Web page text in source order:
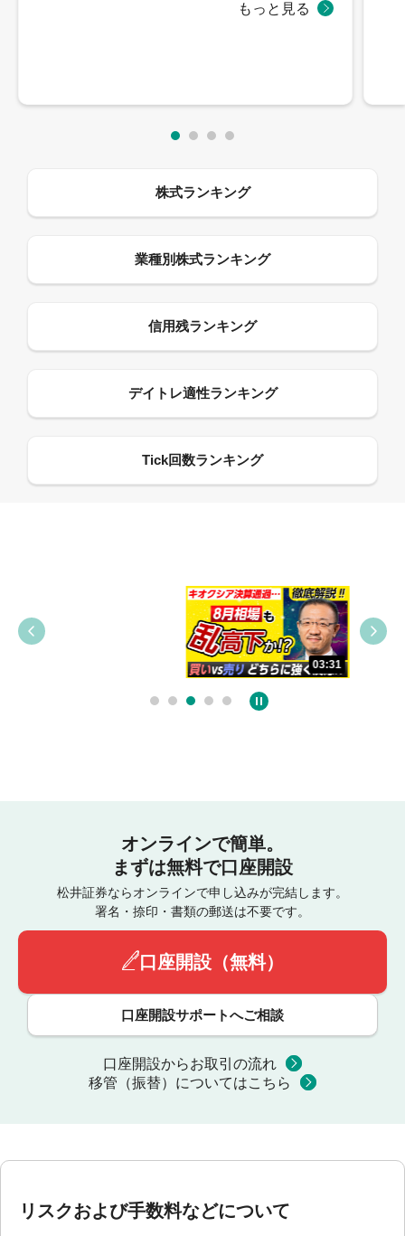
03:31
オンラインで簡単。
まずは無料で口座開設
松井証券ならオンラインで申し込みが完結します。
署名・捺印・書類の郵送は不要です。
口座開設（無料）
口座開設サポートへご相談
口座開設からお取引の流れ
移管（振替）についてはこちら
リスクおよび手数料などについて